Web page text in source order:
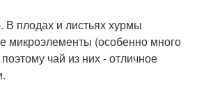
В плодах и листьях хурмы
микроэлементы (особенно много
чай из них - отличное